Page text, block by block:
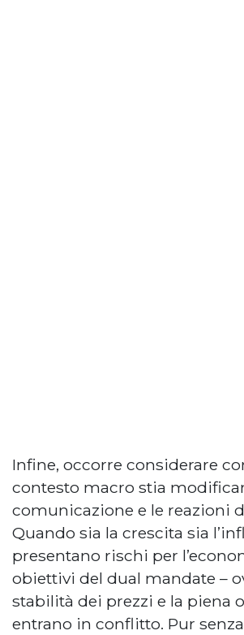
Infine, occorre considerare
contesto macro stia
comunicazione e le reazioni
Quando sia la crescita sia
presentano rischi per
obiettivi del dual mandate –
stabilità dei prezzi e la piena
entrano in conflitto. Pur